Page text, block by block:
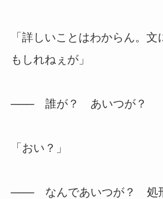
「詳しいことはわからん。
もしれねぇが」
─── 誰が？ あいつが？
「おい？」
─── なんであいつが？ 処